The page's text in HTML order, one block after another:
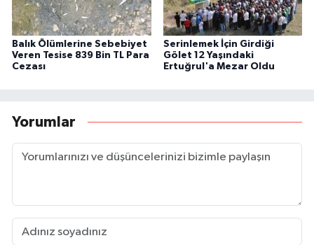
Balık Ölümlerine Sebebiyet
Veren Tesise 839 Bin TL Para
Cezası
Serinlemek İçin Girdiği
Gölet 12 Yaşındaki
Ertuğrul'a Mezar Oldu
Yorumlar